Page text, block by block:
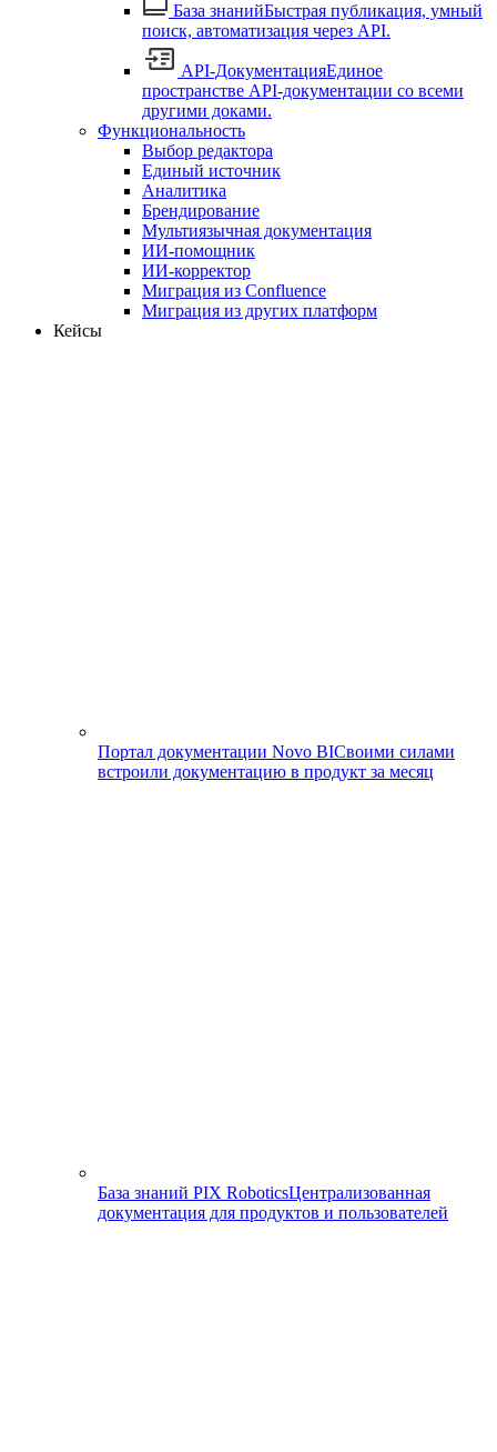
База знанийБыстрая публикация, умный
поиск, автоматизация через API.
API-ДокументацияЕдиное
пространстве API-документации со всеми
другими доками.
Функциональность
Выбор редактора
Единый источник
Аналитика
Брендирование
Мультиязычная документация
ИИ-помощник
ИИ-корректор
Миграция из Confluence
Миграция из других платформ
Кейсы
Портал документации Novo BIСвоими силами
встроили документацию в продукт за месяц
База знаний PIX RoboticsЦентрализованная
документация для продуктов и пользователей